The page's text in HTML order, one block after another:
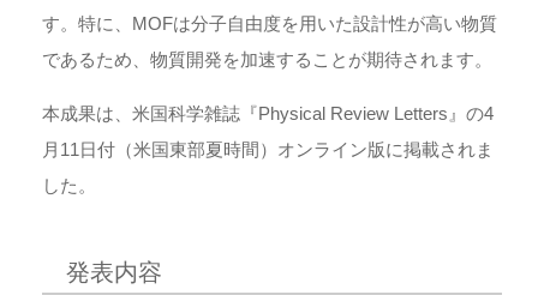
す。特に、MOFは分子自由度を用いた設計性が高い物質
であるため、物質開発を加速することが期待されます。
本成果は、米国科学雑誌『Physical Review Letters』の4
月11日付（米国東部夏時間）オンライン版に掲載されま
した。
発表内容